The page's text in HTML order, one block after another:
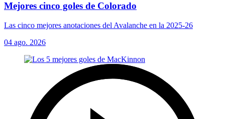
Mejores cinco goles de Colorado
Las cinco mejores anotaciones del Avalanche en la 2025-26
04 ago. 2026